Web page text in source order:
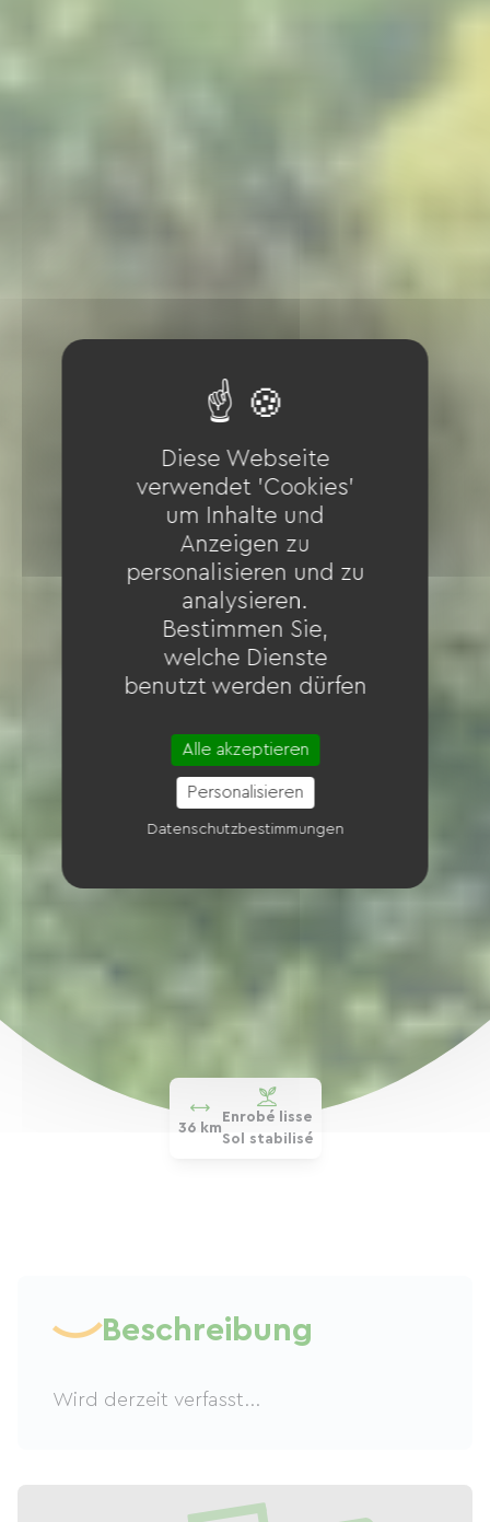
36 km
Enrobé lisse
Sol stabilisé
Beschreibung
Wird derzeit verfasst...
Diese Webseite
verwendet 'Cookies'
um Inhalte und
Anzeigen zu
personalisieren und zu
analysieren.
Bestimmen Sie,
welche Dienste
benutzt werden dürfen
Alle akzeptieren
Personalisieren
Datenschutzbestimmungen